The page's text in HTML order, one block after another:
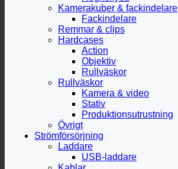
Kamerakuber & fackindelare
Fackindelare
Remmar & clips
Hardcases
Action
Objektiv
Rullväskor
Rullväskor
Kamera & video
Stativ
Produktionsutrustning
Övrigt
Strömförsörjning
Laddare
USB-laddare